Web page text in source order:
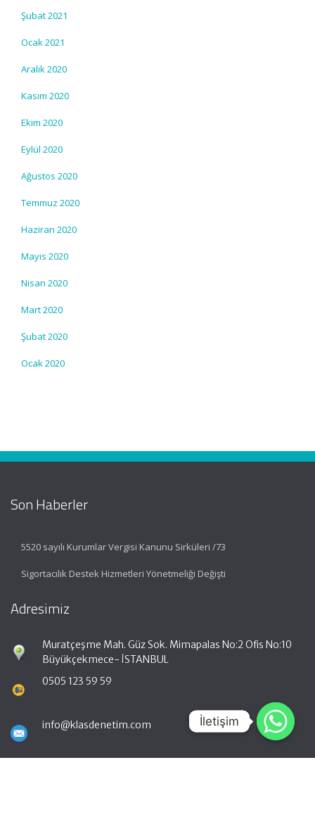
Şubat 2021
Ocak 2021
Aralık 2020
Kasım 2020
Ekim 2020
Eylül 2020
Ağustos 2020
Temmuz 2020
Haziran 2020
Mayıs 2020
Nisan 2020
Mart 2020
Şubat 2020
Ocak 2020
Son Haberler
5520 sayılı Kurumlar Vergisi Kanunu Sirküleri /73
Sigortacılık Destek Hizmetleri Yönetmeliği Değişti
Adresimiz
Muratçeşme Mah. Güz Sok. Mimapalas No:2 Ofis No:10
Büyükçekmece- İSTANBUL
0505 123 59 59
info@klasdenetim.com İletişim
İletişim